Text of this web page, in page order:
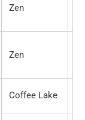
Zen
Zen
Coffee Lake